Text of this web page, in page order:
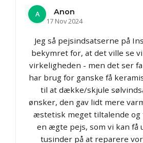
A
Anon
17 Nov 2024
Jeg så pejsindsatserne på
bekymret for, at det ville se
virkeligheden - men det ser
har brug for ganske få
til at dække/skjule
ønsker, den gav lidt mere
æstetisk meget tiltalende og
en ægte pejs, som vi kan få
tusinder på at reparere